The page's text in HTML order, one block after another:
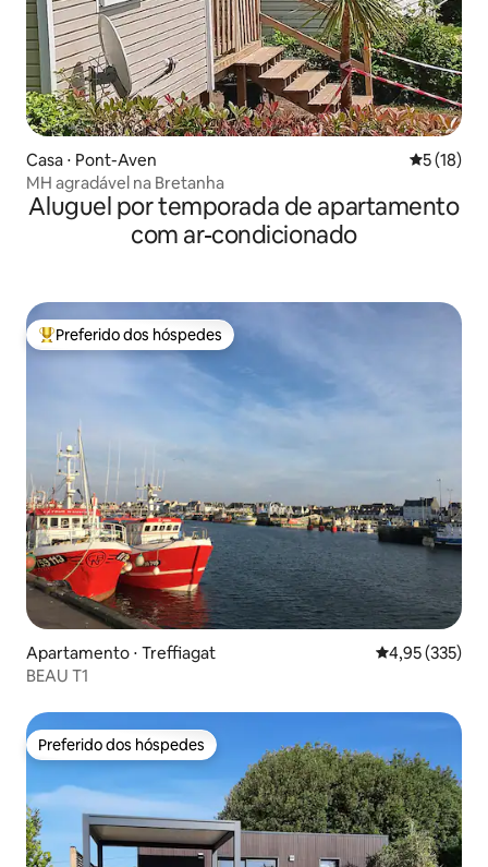
Casa ⋅ Pont-Aven 5 de uma
5 (18)
MH agradável na Bretanha
Aluguel por temporada de apartamento
com ar-condicionado
Entre os melhores preferidos dos hóspedes
Preferido dos hóspedes
Apartamento ⋅ Treffiagat 4,95 de uma
4,95 (335)
BEAU T1
Preferido dos hóspedes
Preferido dos hóspedes